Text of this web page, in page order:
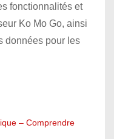
fonctionnalités et
Ko Mo Go, ainsi
données pour les
– Comprendre